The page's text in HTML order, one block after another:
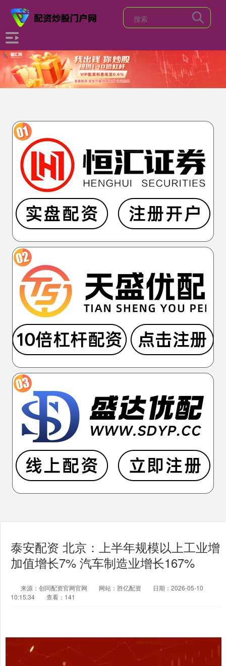
泰安配资 北京：上半年规模以上工业增
加值增长7% 汽车制造业增长167%
来源：创同配资官网官网 网站：胜亿配资
日期：2026-05-10
10:15:34
查看：141